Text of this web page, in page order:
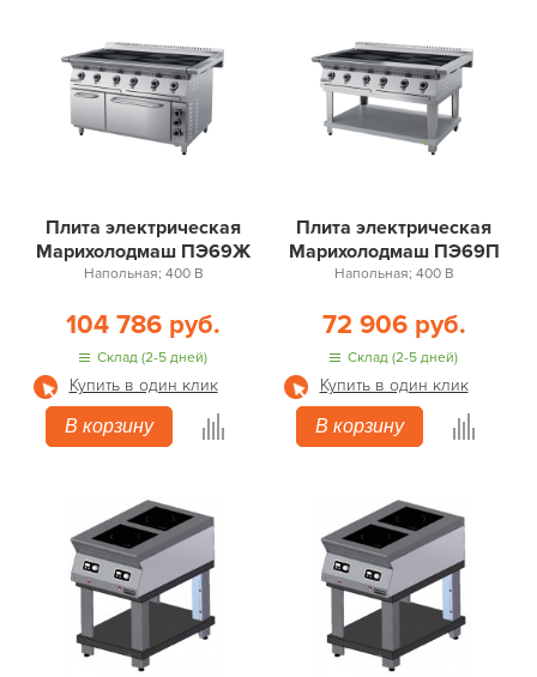
Плита электрическая
Марихолодмаш ПЭ69Ж
Напольная; 400 В
104 786 руб.
Склад (2-5 дней)
Купить в один клик
В корзину
Плита электрическая
Марихолодмаш ПЭ69П
Напольная; 400 В
72 906 руб.
Склад (2-5 дней)
Купить в один клик
В корзину